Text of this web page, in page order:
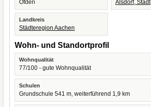
Ofden Alsdorf, Stadt
Landkreis
Städteregion Aachen
Wohn- und Standortprofil
Wohnqualität
77/100 - gute Wohnqualität
Schulen
Grundschule 541 m, weiterführend 1,9 km